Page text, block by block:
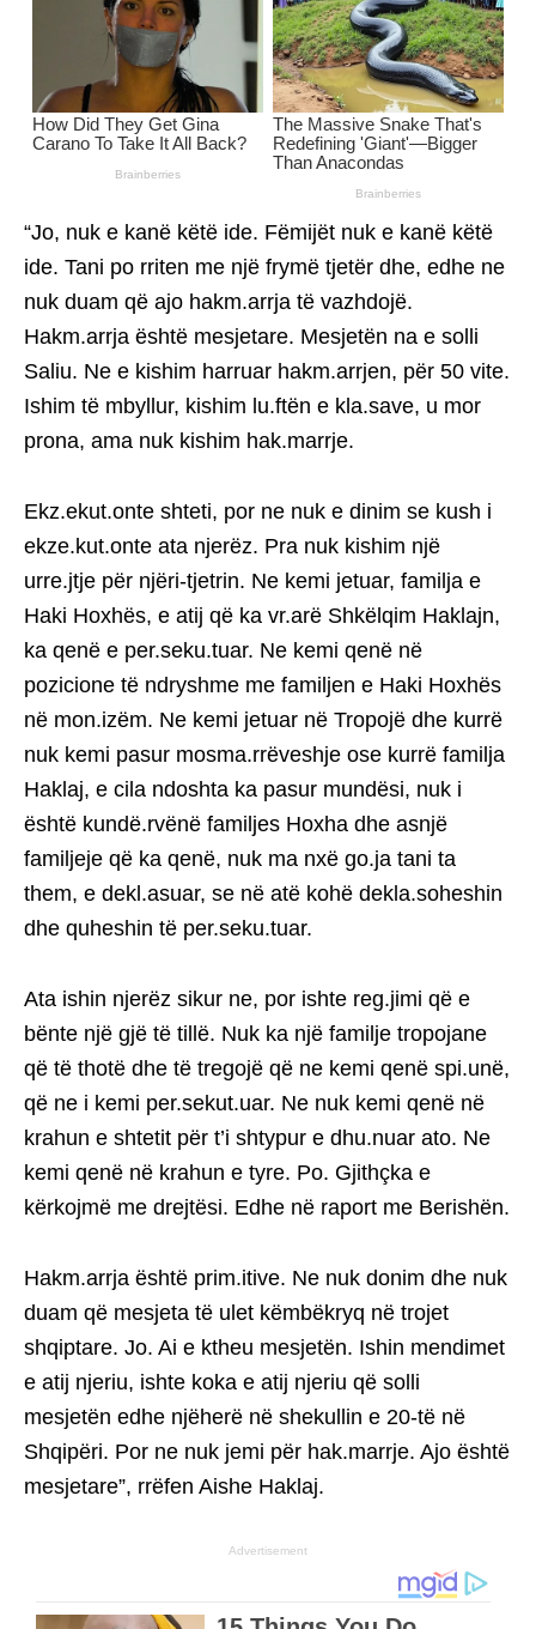
“Jo, nuk e kanë këtë ide. Fëmijët nuk e kanë këtë
ide. Tani po rriten me një frymë tjetër dhe, edhe ne
nuk duam që ajo hakm.arrja të vazhdojë.
Hakm.arrja është mesjetare. Mesjetën na e solli
Saliu. Ne e kishim harruar hakm.arrjen, për 50 vite.
Ishim të mbyllur, kishim lu.ftën e kla.save, u mor
prona, ama nuk kishim hak.marrje.
Ekz.ekut.onte shteti, por ne nuk e dinim se kush i
ekze.kut.onte ata njerëz. Pra nuk kishim një
urre.jtje për njëri-tjetrin. Ne kemi jetuar, familja e
Haki Hoxhës, e atij që ka vr.arë Shkëlqim Haklajn,
ka qenë e per.seku.tuar. Ne kemi qenë në
pozicione të ndryshme me familjen e Haki Hoxhës
në mon.izëm. Ne kemi jetuar në Tropojë dhe kurrë
nuk kemi pasur mosma.rrëveshje ose kurrë familja
Haklaj, e cila ndoshta ka pasur mundësi, nuk i
është kundë.rvënë familjes Hoxha dhe asnjë
familjeje që ka qenë, nuk ma nxë go.ja tani ta
them, e dekl.asuar, se në atë kohë dekla.soheshin
dhe quheshin të per.seku.tuar.
Ata ishin njerëz sikur ne, por ishte reg.jimi që e
bënte një gjë të tillë. Nuk ka një familje tropojane
që të thotë dhe të tregojë që ne kemi qenë spi.unë,
që ne i kemi per.sekut.uar. Ne nuk kemi qenë në
krahun e shtetit për t’i shtypur e dhu.nuar ato. Ne
kemi qenë në krahun e tyre. Po. Gjithçka e
kërkojmë me drejtësi. Edhe në raport me Berishën.
Hakm.arrja është prim.itive. Ne nuk donim dhe nuk
duam që mesjeta të ulet këmbëkryq në trojet
shqiptare. Jo. Ai e ktheu mesjetën. Ishin mendimet
e atij njeriu, ishte koka e atij njeriu që solli
mesjetën edhe njëherë në shekullin e 20-të në
Shqipëri. Por ne nuk jemi për hak.marrje. Ajo është
mesjetare”, rrëfen Aishe Haklaj.
Advertisement